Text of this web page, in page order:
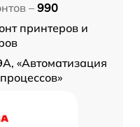
– 990
принтеров и
«Автоматизация